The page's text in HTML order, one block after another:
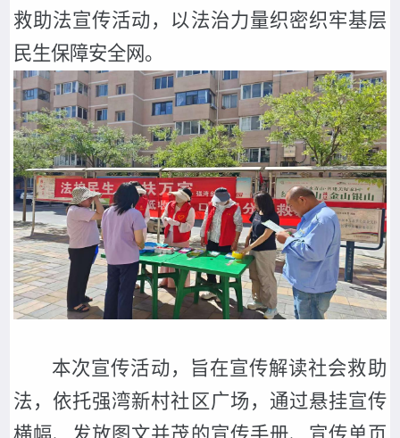
救助法宣传活动，以法治力量织密织牢基层
民生保障安全网。
本次宣传活动，旨在宣传解读社会救助
法，依托强湾新村社区广场，通过悬挂宣传